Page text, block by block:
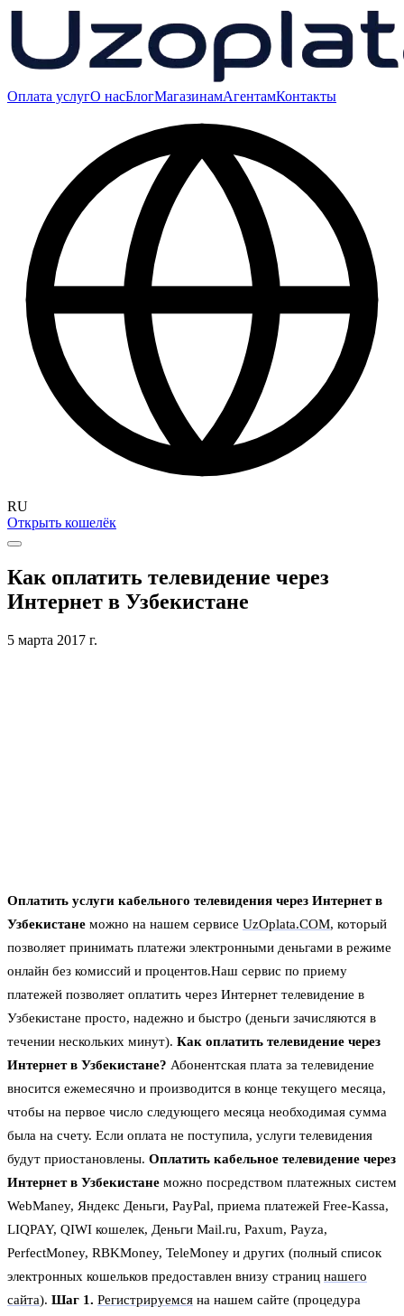
Оплата услугО насБлогМагазинамАгентамКонтакты
RU
Открыть кошелёк
Как оплатить телевидение через
Интернет в Узбекистане
5 марта 2017 г.
Оплатить услуги кабельного телевидения через Интернет в
Узбекистане можно на нашем сервисе UzOplata.COM, который
позволяет принимать платежи электронными деньгами в режиме
онлайн без комиссий и процентов.Наш сервис по приему
платежей позволяет оплатить через Интернет телевидение в
Узбекистане просто, надежно и быстро (деньги зачисляются в
течении нескольких минут). Как оплатить телевидение через
Интернет в Узбекистане? Абонентская плата за телевидение
вносится ежемесячно и производится в конце текущего месяца,
чтобы на первое число следующего месяца необходимая сумма
была на счету. Если оплата не поступила, услуги телевидения
будут приостановлены. Оплатить кабельное телевидение через
Интернет в Узбекистане можно посредством платежных систем
WebManey, Яндекс Деньги, PayPal, приема платежей Free-Kassa,
LIQPAY, QIWI кошелек, Деньги Mail.ru, Paxum, Payza,
PerfectMoney, RBKMoney, TeleMoney и других (полный список
электронных кошельков предоставлен внизу страниц нашего
сайта). Шаг 1. Регистрируемся на нашем сайте (процедура